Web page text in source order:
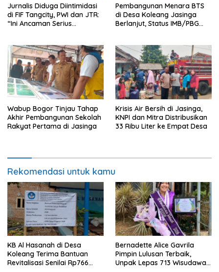
Jurnalis Diduga Diintimidasi
di FIF Tangcity, PWI dan JTR:
“Ini Ancaman Serius
Pembangunan Menara BTS
di Desa Koleang Jasinga
Berlanjut, Status IMB/PBG
Wabup Bogor Tinjau Tahap
Akhir Pembangunan Sekolah
Rakyat Pertama di Jasinga
Krisis Air Bersih di Jasinga,
KNPI dan Mitra Distribusikan
33 Ribu Liter ke Empat Desa
Rekomendasi untuk kamu
KB Al Hasanah di Desa
Koleang Terima Bantuan
Revitalisasi Senilai Rp766
Bernadette Alice Gavrila
Pimpin Lulusan Terbaik,
Unpak Lepas 713 Wisudawan